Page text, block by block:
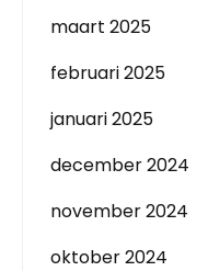
maart 2025
februari 2025
januari 2025
december 2024
november 2024
oktober 2024